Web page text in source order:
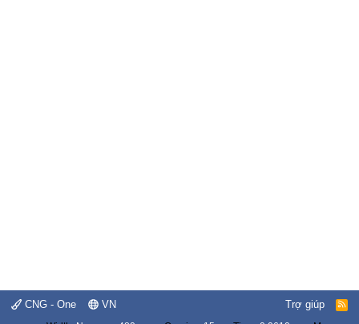
CNG - One VN Trợ giúp
R